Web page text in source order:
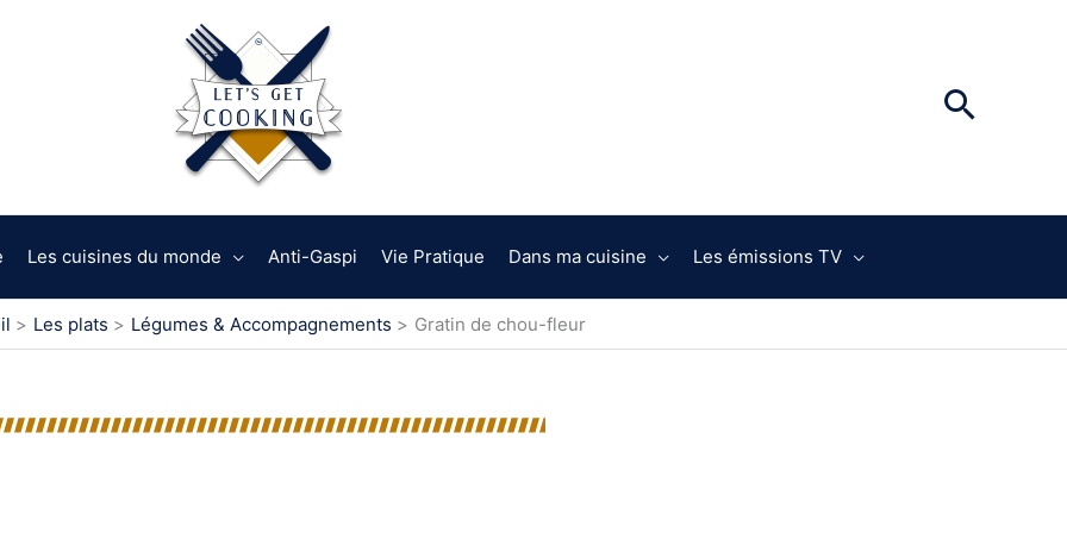
Les cuisines du monde Anti-Gaspi Vie Pratique Dans ma cuisine Les émissions TV
Les plats Légumes & Accompagnements Gratin de chou-fleur